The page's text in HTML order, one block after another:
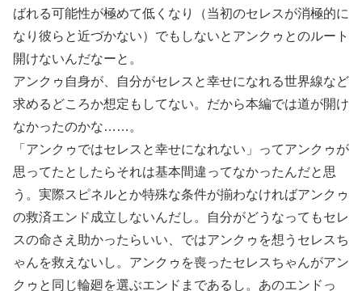
ばれる可能性が極めて低くなり（当初のセレスが消極的に
なり彼らと近づかない）でもしないとアンクゥとのルート
開けないんだなーと。
アンクゥ自身が、自分がセレスと幸せになれる世界線など
求めるどころか想定もしてない。だから本編では道が開け
なかったのかな……。
「アンクゥではセレスと幸せになれない」ってアンクゥが
思ってたとしたらそれは基本間違ってなかったんだと思
う。実際スピネルとか特殊な条件が揃わなければアンクゥ
の救済エンド成立しないんだし。自分がどうなってもセレ
スの命さえ助かったらいい、ではアンクゥを想うセレスち
ゃんを救えないし。アンクゥを喪ったセレスちゃんがアン
クゥと同じ輪廻を選ぶエンドまであるし。あのエンドっ